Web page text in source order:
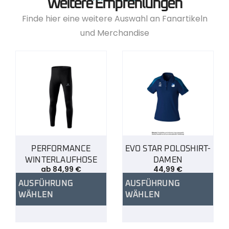
Weitere Empfehlungen
Finde hier eine weitere Auswahl an Fanartikeln
und Merchandise
PERFORMANCE
WINTERLAUFHOSE
ab 84,99 €
AUSFÜHRUNG
WÄHLEN
EVO STAR POLOSHIRT-
DAMEN
44,99 €
AUSFÜHRUNG
WÄHLEN